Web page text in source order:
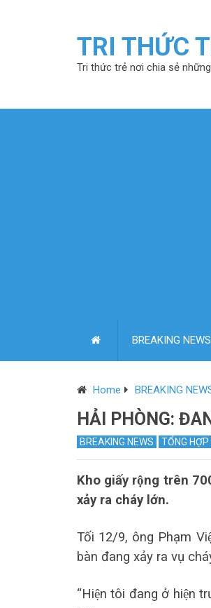
TRI THỨC
Tri thức trẻ nơi chia sẻ
BREAKING NEWS
Home BREAKING
HẢI PHÒNG:
BREAKING NEWS TỔNG HỢP
Kho giấy rộng trên
xảy ra cháy lớn.
Tối 12/9, ông Phạm
bàn đang xảy ra vụ
“Hiện tôi đang ở hiện